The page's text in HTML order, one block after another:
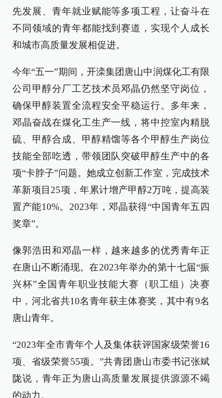
先发展、青年就业赋能等多项工程，让奋斗在
不同领域的青年都能找到赛道，实现个人成长
和城市高质量发展相促进。
今年“五一”期间，开滦集团唐山中润煤化工有限
公司甲醇分厂工艺技术员邓晶仍然坚守岗位，
确保甲醇装置全流程安全平稳运行。多年来，
邓晶奋战在煤化工生产一线，将中控室内精脱
硫、甲醇合成、甲醇精馏等各个甲醇生产岗位
技能全部吃透，带领团队突破甲醇生产中的各
项“卡脖子”问题。她成立创新工作室，完成技术
革新项目25项，年累计增产甲醇2万吨，提高装
置产能10%。2023年，邓晶获得“中国青年五四
奖章”。
像郭浩田和邓晶一样，越来越多的优秀青年正
在唐山不断涌现。在2023年举办的第十七届“振
兴杯”全国青年职业技能大赛（职工组）决赛
中，河北省共10名青年获主体赛奖，其中有9名
唐山青年。
“2023年全市青年个人及集体获评国家级荣誉16
项、省级荣誉55项。”共青团唐山市委书记张斌
陇说，青年正为唐山高质量发展提供源源不竭
的动力。